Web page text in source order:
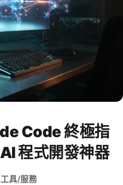
Code 終極指
程式開發神器
具/服務